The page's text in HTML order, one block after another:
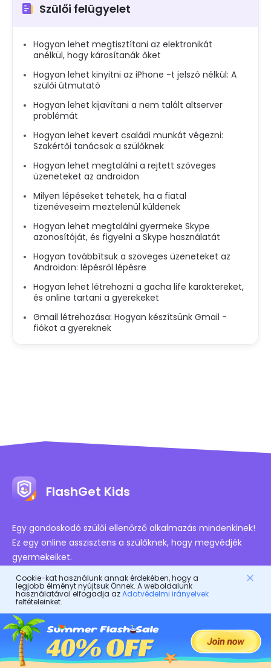
Szülői felügyelet
Hogyan lehet megtisztítani az elektronikát
anélkül, hogy károsítanák őket
Hogyan lehet kinyitni az iPhone -t jelszó nélkül: A
szülői útmutató
Hogyan lehet kijavítani a nem talált altserver
problémát
Hogyan lehet kevert családi munkát végezni:
Szakértői tanácsok a szülőknek
Hogyan lehet megtalálni a rejtett szöveges
üzeneteket az androidon
Milyen lépéseket tehetek, ha a fiatal
tizenéveseim meztelenül küldenek
Hogyan lehet megtalálni gyermeke Skype
azonosítóját, és figyelni a Skype használatát
Hogyan továbbítsuk a szöveges üzeneteket az
Androidon: lépésről lépésre
Hogyan lehet létrehozni a gacha life karaktereket,
és online tartani a gyerekeket
Gmail létrehozása: Hogyan készítsünk Gmail -
fiókot a gyereknek
FlashGet Kids
Egy gondoskodó szülői ellenőrző alkalmazás mindenkinek!
Ez egy online asszisztens a szülőknek, hogy megvédjék
gyermekeiket.
Engedélyezett Tanúsítványok
Cookie-kat használunk annak érdekében, hogy a
legjobb élményt nyújtsuk Önnek. A weboldalunk
használatával elfogadja azAdatvédelmi irányelvek
feltételeinket.